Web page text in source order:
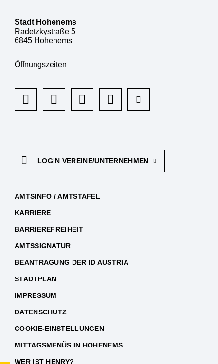
Stadt Hohenems
Radetzkystraße 5
6845 Hohenems
Öffnungszeiten
LOGIN VEREINE/UNTERNEHMEN
AMTSINFO / AMTSTAFEL
KARRIERE
BARRIEREFREIHEIT
AMTSSIGNATUR
BEANTRAGUNG DER ID AUSTRIA
STADTPLAN
IMPRESSUM
DATENSCHUTZ
COOKIE-EINSTELLUNGEN
MITTAGSMENÜS IN HOHENEMS
WER IST HENRY?